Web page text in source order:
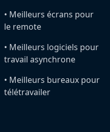
•️ Meilleurs écrans pour
le remote
•️ Meilleurs logiciels pour
travail asynchrone
•️ Meilleurs bureaux pour
télétravailer